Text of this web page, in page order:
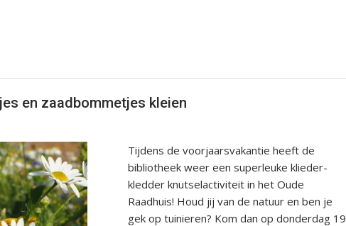
en zaadbommetjes kleien
Tijdens de voorjaarsvakantie heeft de
bibliotheek weer een superleuke klieder-
kledder knutselactiviteit in het Oude
Raadhuis! Houd jij van de natuur en ben je
gek op tuinieren? Kom dan op donderdag 19